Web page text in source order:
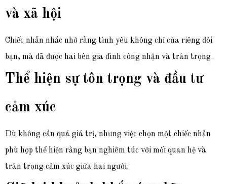
và xã hội
Chiếc nhẫn nhắc nhở rằng tình yêu không chỉ của riêng đôi
bạn, mà đã được hai bên gia đình công nhận và trân trọng.
Thể hiện sự tôn trọng và đầu tư
cảm xúc
Dù không cần quá giá trị, nhưng việc chọn một chiếc nhẫn
phù hợp thể hiện rằng bạn nghiêm túc với mối quan hệ và
trân trọng cảm xúc giữa hai người.